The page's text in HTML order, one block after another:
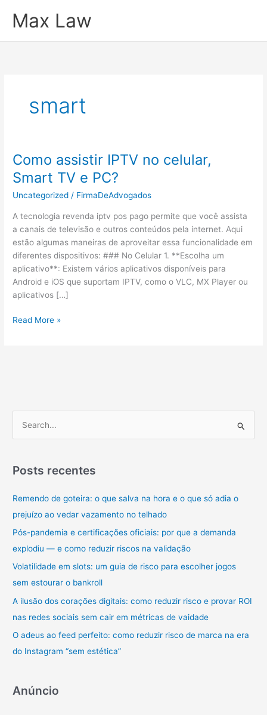
paraMax Law
smart
Como assistir IPTV no celular,
Smart TV e PC?
Uncategorized / FirmaDeAdvogados
A tecnologia revenda iptv pos pago permite que você assista
a canais de televisão e outros conteúdos pela internet. Aqui
estão algumas maneiras de aproveitar essa funcionalidade em
diferentes dispositivos: ### No Celular 1. **Escolha um
aplicativo**: Existem vários aplicativos disponíveis para
Android e iOS que suportam IPTV, como o VLC, MX Player ou
aplicativos […]
Como
e
PC?
Read More »
q
i
s
a
r
p
o
Posts recentes
Remendo de goteira: o que salva na hora e o que só adia o
prejuízo ao vedar vazamento no telhado
Pós-pandemia e certificações oficiais: por que a demanda
explodiu — e como reduzir riscos na validação
Volatilidade em slots: um guia de risco para escolher jogos
sem estourar o bankroll
A ilusão dos corações digitais: como reduzir risco e provar ROI
nas redes sociais sem cair em métricas de vaidade
O adeus ao feed perfeito: como reduzir risco de marca na era
do Instagram “sem estética”
Anúncio